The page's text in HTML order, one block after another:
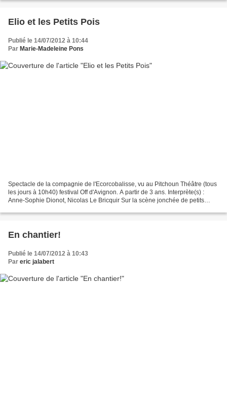
Elio et les Petits Pois
Publié le 14/07/2012 à 10:44
Par Marie-Madeleine Pons
Spectacle de la compagnie de l'Ecorcobalisse, vu au Pitchoun Théâtre (tous
les jours à 10h40) festival Off d'Avignon. A partir de 3 ans. Interprète(s) :
Anne-Sophie Dionot, Nicolas Le Bricquir Sur la scène jonchée de petits
En chantier!
Publié le 14/07/2012 à 10:43
Par eric jalabert